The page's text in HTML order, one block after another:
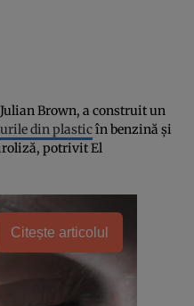
Brown, a construit un
din plasticîn benzină și
potrivit El
Citește articolul